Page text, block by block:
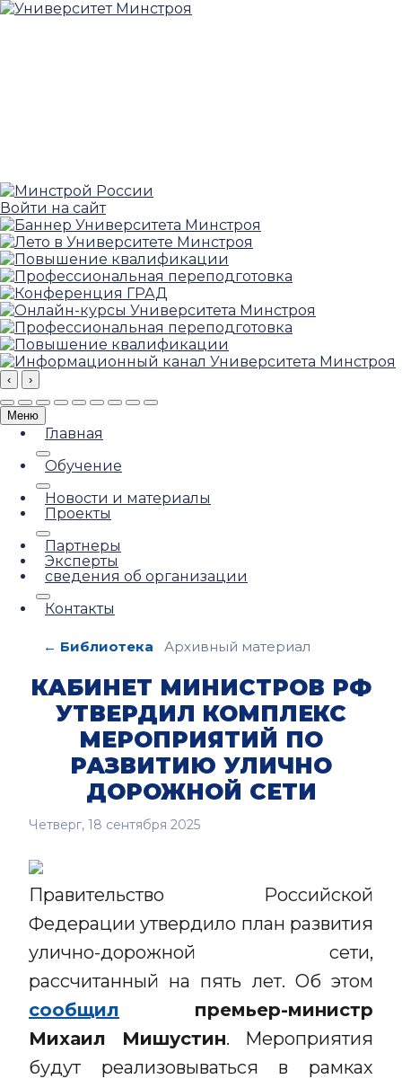
Войти на сайт
‹ ›
Меню
Главная
Обучение
Новости и материалы
Проекты
Партнеры
Эксперты
сведения об организации
Контакты
← Библиотека Архивный материал
КАБИНЕТ МИНИСТРОВ РФ
УТВЕРДИЛ КОМПЛЕКС
МЕРОПРИЯТИЙ ПО
РАЗВИТИЮ УЛИЧНО
ДОРОЖНОЙ СЕТИ
Четверг, 18 сентября 2025
Правительство Российской
Федерации утвердило план развития
улично-дорожной сети,
рассчитанный на пять лет. Об этом
сообщил
премьер-министр
Михаил Мишустин. Мероприятия
будут реализовываться в рамках